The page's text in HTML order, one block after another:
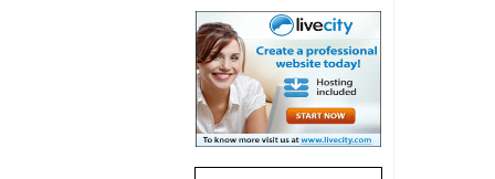
חשיפה: איוב קרא
אישר לקבוצת סלקום
בדיוק מה שביבי אישר
כאן
האם השר איוב קרא
היה צריך בכלל לחתום
על האישור, שנתן